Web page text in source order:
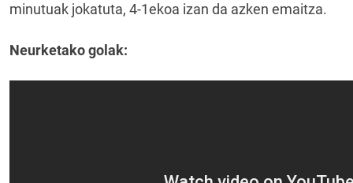
minutuak jokatuta, 4-1ekoa izan da azken emaitza.
Neurketako golak: